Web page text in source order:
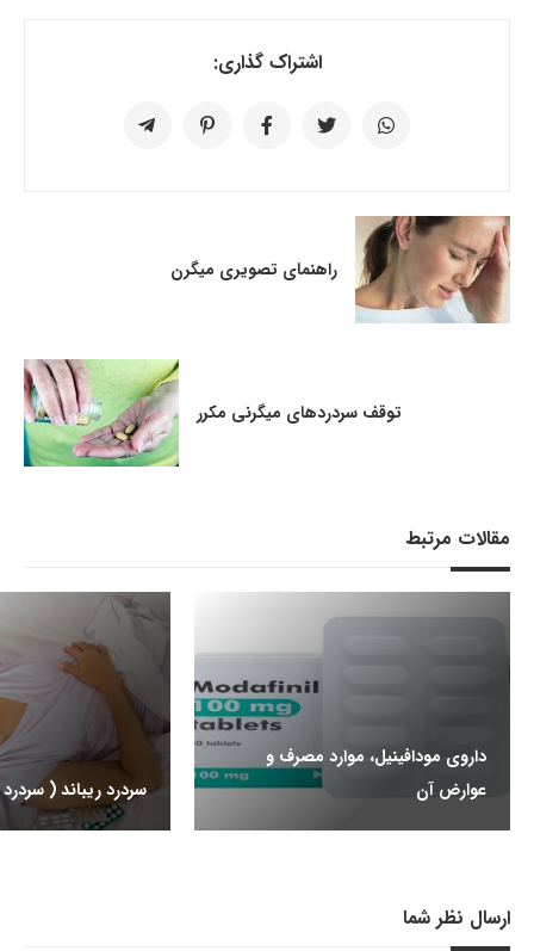
اشتراک گذاری:
راهنمای تصویری میگرن
توقف سردردهای میگرنی مکرر
مقالات مرتبط
داروی مودافینیل، موارد مصرف و
عوارض آن
سردرد ریباند (
ارسال نظر شما